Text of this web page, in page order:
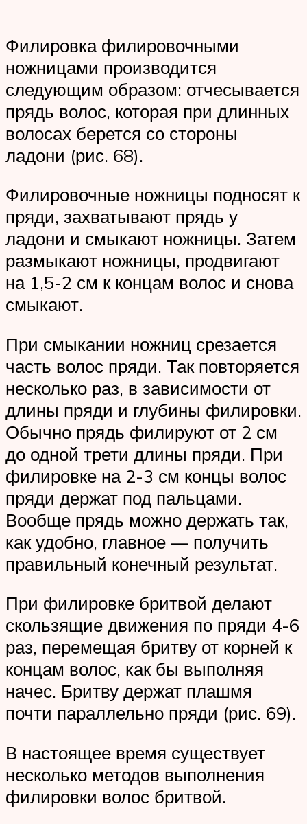
Филировка филировочными
ножницами производится
следующим образом: отчесывается
прядь волос, которая при длинных
волосах берется со стороны
ладони (рис. 68).
Филировочные ножницы подносят к
пряди, захватывают прядь у
ладони и смыкают ножницы. Затем
размыкают ножницы, продвигают
на 1,5-2 см к концам волос и снова
смыкают.
При смыкании ножниц срезается
часть волос пряди. Так повторяется
несколько раз, в зависимости от
длины пряди и глубины филировки.
Обычно прядь филируют от 2 см
до одной трети длины пряди. При
филировке на 2-3 см концы волос
пряди держат под пальцами.
Вообще прядь можно держать так,
как удобно, главное — получить
правильный конечный результат.
При филировке бритвой делают
скользящие движения по пряди 4-6
раз, перемещая бритву от корней к
концам волос, как бы выполняя
начес. Бритву держат плашмя
почти параллельно пряди (рис. 69).
В настоящее время существует
несколько методов выполнения
филировки волос бритвой.